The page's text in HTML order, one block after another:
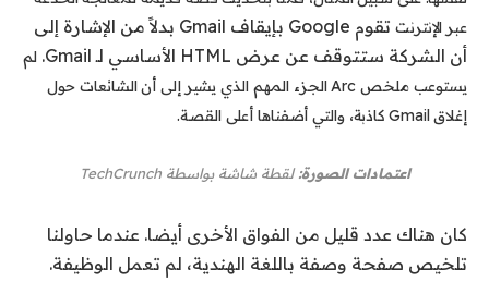
عبر الإنترنت
تقوم Google بإيقاف Gmail بدلاً من الإشارة إلى
أن الشركة ستتوقف عن عرض HTML الأساسي لـ Gmail.
لم
يستوعب ملخص Arc الجزء المهم الذي يشير إلى أن الشائعات حول
إغلاق Gmail كاذبة، والتي أضفناها أعلى القصة.
اعتمادات الصورة:لقطة شاشة بواسطة TechCrunch
كان هناك عدد قليل من الفواق الأخرى أيضا. عندما حاولنا
تلخيص صفحة وصفة باللغة الهندية، لم تعمل الوظيفة.